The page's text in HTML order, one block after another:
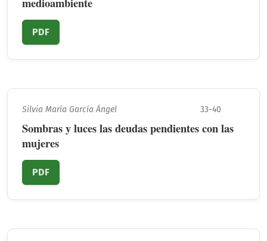
PDF
Silvia María García Ángel 33-40
Sombras y luces las deudas pendientes con las
mujeres
PDF